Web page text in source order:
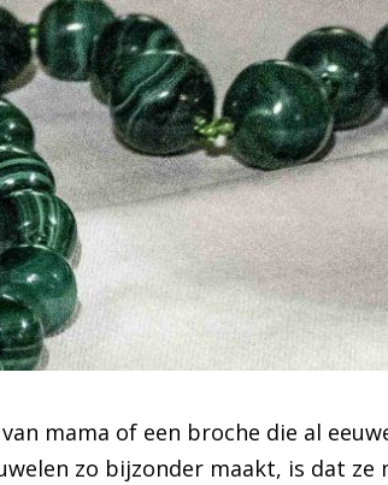
mama of een broche die al
zo bijzonder maakt, is dat ze